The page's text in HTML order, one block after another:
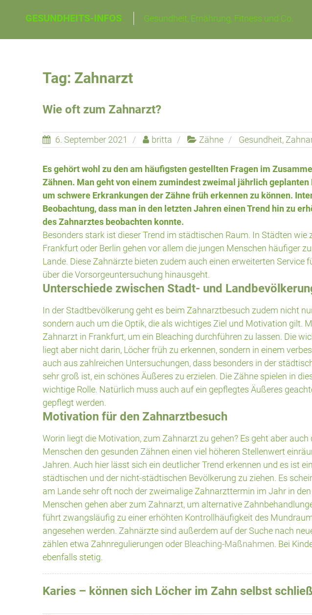
GESUNDHEITS-INFOS Gesundheit, Ernährung, Fitness und Co.
Tag: Zahnarzt
Wie oft zum Zahnarzt?
6. September 2021 britta Zähne Gesundheit,
Es gehört wohl zu den am häufigsten gestellten Fragen im
Zähnen. Man geht von einem zumindest zweimal jährlich geplanten
um schwere Erkrankungen der Zähne früh erkennen zu können.
Beobachtung, dass man in den letzten Jahren einen Trend hin zu
des Zahnarztes beobachten konnte.
Besonders stark ist dieser Trend im städtischen Raum. In Städten wie
Frankfurt oder Berlin gehen vor allem die jungen Menschen häufiger
Lande. Diese Zahnärzte bieten zudem auch einen erweiterten Service
über dieVorsorgeuntersuchung hinausgeht.
Unterschiede zwischen Stadt- und
In der Stadtbevölkerung geht es beim Zahnarztbesuch zudem nicht
sondern auch um die Optik, die als wichtiges Ziel und Motivation gilt.
Zahnarzt in Frankfurt, um ein Bleaching durchführen zu lassen. Die
liegt aber nicht darin, Löcher früh zu erkennen, sondern in einem
auch aus zahlreichen Untersuchungen, dass besonders in der
sehr groß ist, ein schönes Äußeres zu erzielen. Die Zähne spielen in
wichtige Rolle. Natürlich muss auch auf ein gepflegtes Äußeres
gepflegt werden.
Motivation für den Zahnarztbesuch
Worin liegt die Motivation, zum Zahnarzt zu gehen? Es geht aber auch
Menschen den gesunden Zähnen einen viel höheren Stellenwert
Jahren. Auch hier lässt sich ein deutlicher Trend erkennen und es ist
städtischen und der nicht-städtischen Bevölkerung zu ziehen. Es
am Lande sehr oft noch der zweimalige Zahnarzttermin im Jahr in
Menschen gehen aber zum Zahnarzt, um alternative
führt zwangsläufig zu einer erhöhten Kontrollhäufigkeit des
angesehen werden. Zahnärzte sind außerdem auf der Suche nach
zählen etwa Zahnregulierungen oder Bleaching-Maßnahmen. Bei
ebenfalls stetig.
Karies – können sich Löcher im Zahn selbst